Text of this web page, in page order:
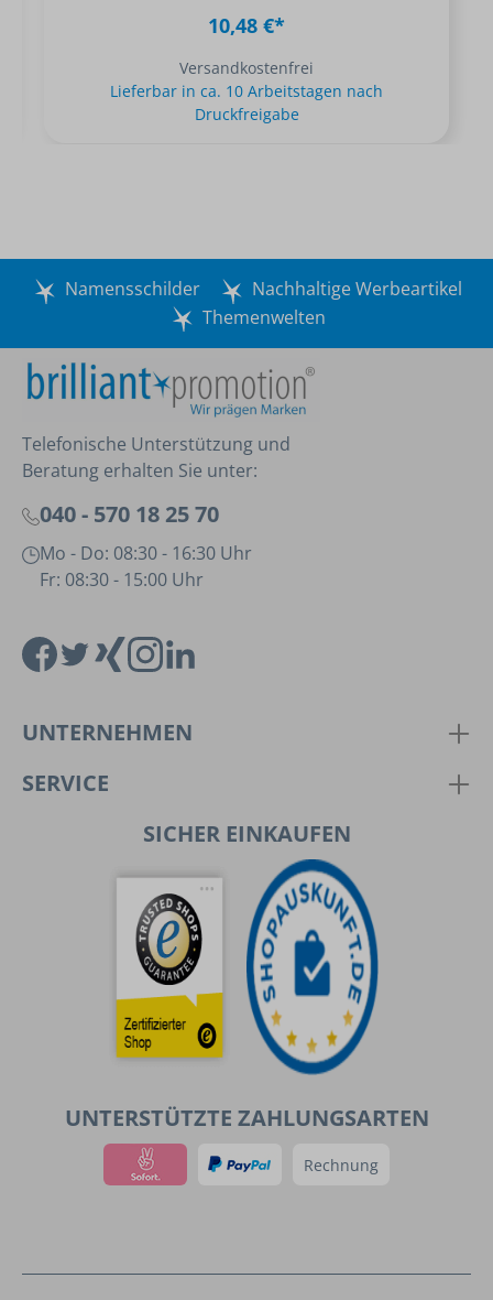
10,48 €*
Versandkostenfrei
Lieferbar in ca. 10 Arbeitstagen nach
Druckfreigabe
Namensschilder
Nachhaltige Werbeartikel
Themenwelten
Telefonische Unterstützung und
Beratung erhalten Sie unter:
040 - 570 18 25 70
Mo - Do: 08:30 - 16:30 Uhr
Fr: 08:30 - 15:00 Uhr
UNTERNEHMEN
SERVICE
SICHER EINKAUFEN
UNTERSTÜTZTE ZAHLUNGSARTEN
Rechnung